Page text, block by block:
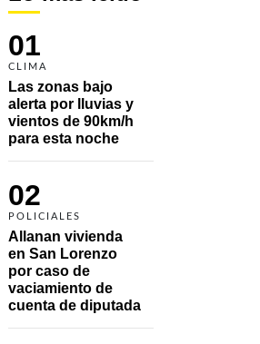
01
CLIMA
Las zonas bajo
alerta por lluvias y
vientos de 90km/h
para esta noche
02
POLICIALES
Allanan vivienda
en San Lorenzo
por caso de
vaciamiento de
cuenta de diputada